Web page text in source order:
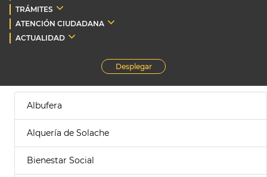
TRÁMITES
ATENCIÓN CIUDADANA
ACTUALIDAD
Desplegar
Albufera
Alquería de Solache
Bienestar Social